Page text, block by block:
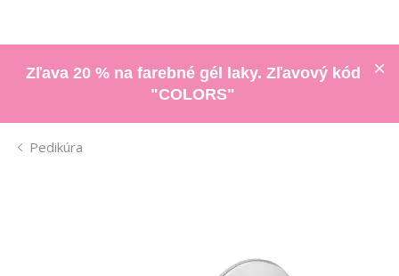
Zľava 20 % na farebné gél laky. Zľavový kód
"COLORS"
Pedikúra